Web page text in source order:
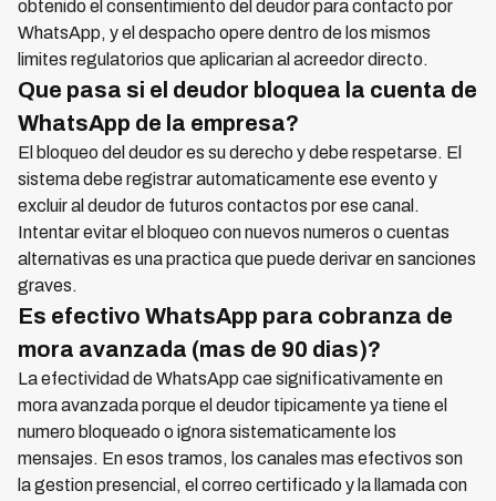
obtenido el consentimiento del deudor para contacto por
WhatsApp, y el despacho opere dentro de los mismos
limites regulatorios que aplicarian al acreedor directo.
Que pasa si el deudor bloquea la cuenta de
WhatsApp de la empresa?
El bloqueo del deudor es su derecho y debe respetarse. El
sistema debe registrar automaticamente ese evento y
excluir al deudor de futuros contactos por ese canal.
Intentar evitar el bloqueo con nuevos numeros o cuentas
alternativas es una practica que puede derivar en sanciones
graves.
Es efectivo WhatsApp para cobranza de
mora avanzada (mas de 90 dias)?
La efectividad de WhatsApp cae significativamente en
mora avanzada porque el deudor tipicamente ya tiene el
numero bloqueado o ignora sistematicamente los
mensajes. En esos tramos, los canales mas efectivos son
la gestion presencial, el correo certificado y la llamada con